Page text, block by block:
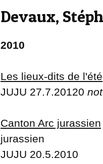
Devaux,
2010
Les lieux-dits de l'été
JUJU 27.7.20120
Canton Arc jurassien
jurassien
JUJU 20.5.2010